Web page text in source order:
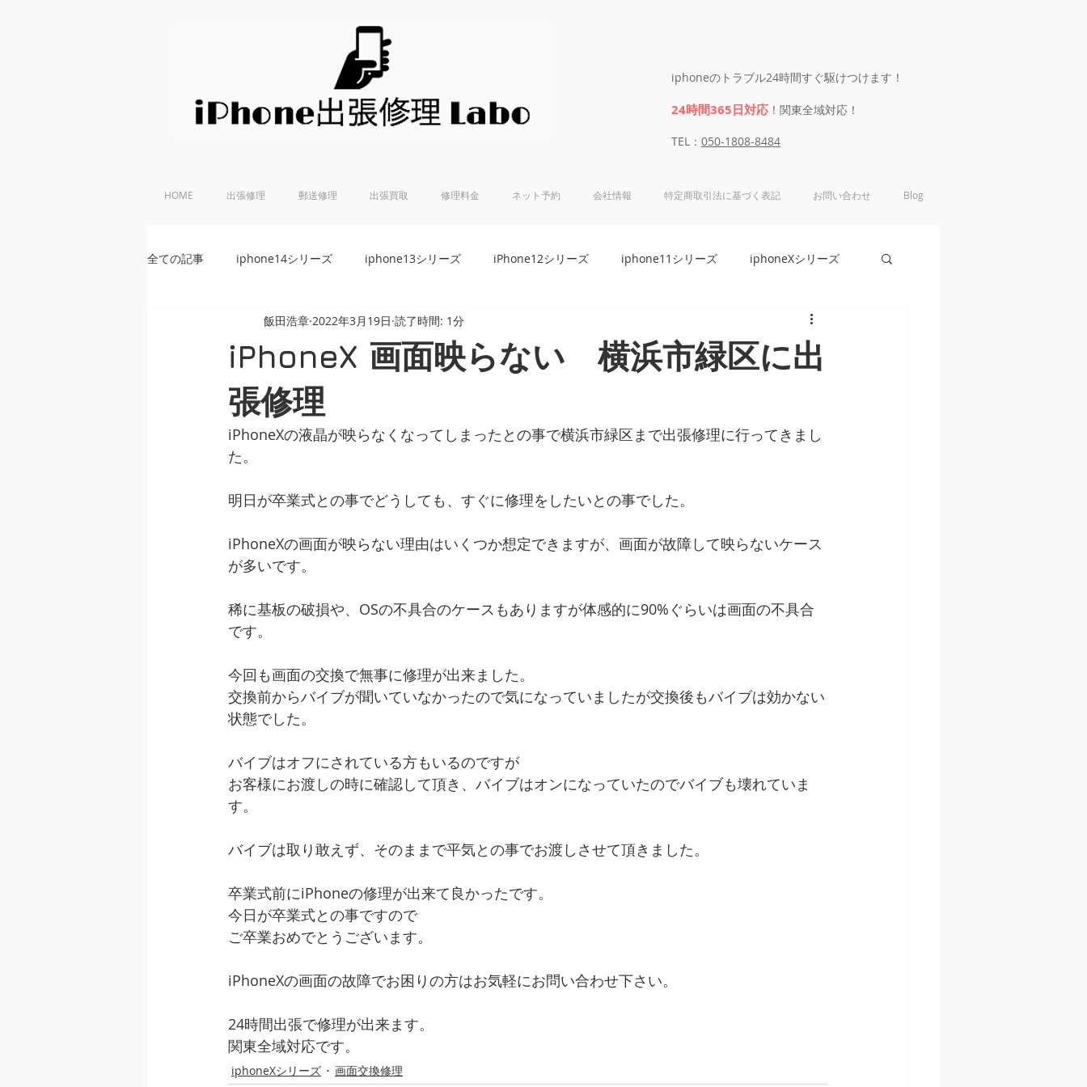
iphoneのトラブル24時間すぐ駆けつけます！
24時間365日対応 ！関東全域対応！
​​TEL： 050-1808-8484
HOME 出張修理 郵送修理 出張買取 修理料金 ネット予約 会社情報 特定商取引法に基づく表記 お問い合わせ Blog
全ての記事 iphone14シリーズ iphone13シリーズ iPhone12シリーズ iphone11シリーズ iphoneXシリーズ
iPhoneSE 第2世代 iphone8シリーズ iphone7シリーズ
iphone5シリーズ ipadシリーズ
画面交換修理
iPhoneX 画面映らない 横浜市緑区に出
張修理
飯田浩章 2022年3月19日 読了時間: 1分
iPhoneXの液晶が映らなくなってしまったとの事で横浜市緑区まで出張修理に行ってきまし
た。
明日が卒業式との事でどうしても、すぐに修理をしたいとの事でした。
iPhoneXの画面が映らない理由はいくつか想定できますが、画面が故障して映らないケース
が多いです。
稀に基板の破損や、OSの不具合のケースもありますが体感的に90%ぐらいは画面の不具合
です。
今回も画面の交換で無事に修理が出来ました。
交換前からバイブが聞いていなかったので気になっていましたが交換後もバイブは効かない
状態でした。
バイブはオフにされている方もいるのですが
お客様にお渡しの時に確認して頂き、バイブはオンになっていたのでバイブも壊れていま
す。
バイブは取り敢えず、そのままで平気との事でお渡しさせて頂きました。
卒業式前にiPhoneの修理が出来て良かったです。
今日が卒業式との事ですので
ご卒業おめでとうございます。
iPhoneXの画面の故障でお困りの方はお気軽にお問い合わせ下さい。
24時間出張で修理が出来ます。
関東全域対応です。
iphoneXシリーズ 画面交換修理